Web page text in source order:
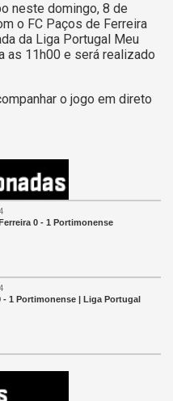
neste domingo, 8 de
o FC Paços de Ferreira
da Liga Portugal Meu
as 11h00 e será realizado
o jogo em direto
0 - 1 Portimonense
- 1 Portimonense | Liga Portugal